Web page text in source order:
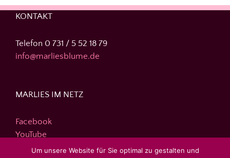
KONTAKT
Telefon 0 731 / 5 52 18 79
info@marliesblume.de
MARLIES IM NETZ
Facebook
YouTube
Instagram
Um unsere Website für Sie optimal zu gestalten und